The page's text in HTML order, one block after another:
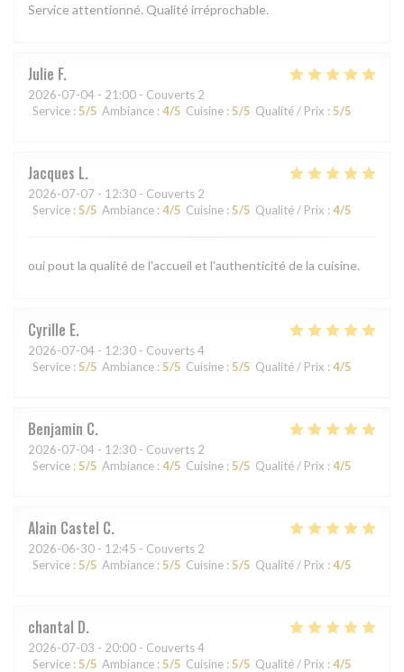
Service attentionné. Qualité irréprochable.
Julie F
2026-07-04 - 21:00 - Couverts 2
Service : 5/5 Ambiance : 4/5 Cuisine : 5/5 Qualité / Prix : 5/5
Jacques L
2026-07-07 - 12:30 - Couverts 2
Service : 5/5 Ambiance : 4/5 Cuisine : 5/5 Qualité / Prix : 4/5
oui pout la qualité de l'accueil et l'authenticité de la cuisine.
Cyrille E
2026-07-04 - 12:30 - Couverts 4
Service : 5/5 Ambiance : 5/5 Cuisine : 5/5 Qualité / Prix : 4/5
Benjamin C
2026-07-04 - 12:30 - Couverts 2
Service : 5/5 Ambiance : 4/5 Cuisine : 5/5 Qualité / Prix : 4/5
Alain Castel C
2026-06-30 - 12:45 - Couverts 2
Service : 5/5 Ambiance : 5/5 Cuisine : 5/5 Qualité / Prix : 4/5
chantal D
2026-07-03 - 20:00 - Couverts 4
Service : 5/5 Ambiance : 5/5 Cuisine : 5/5 Qualité / Prix : 4/5